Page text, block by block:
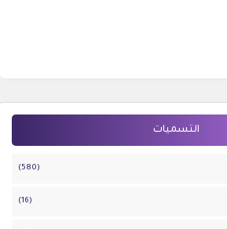
التسميات
(580)
(16)